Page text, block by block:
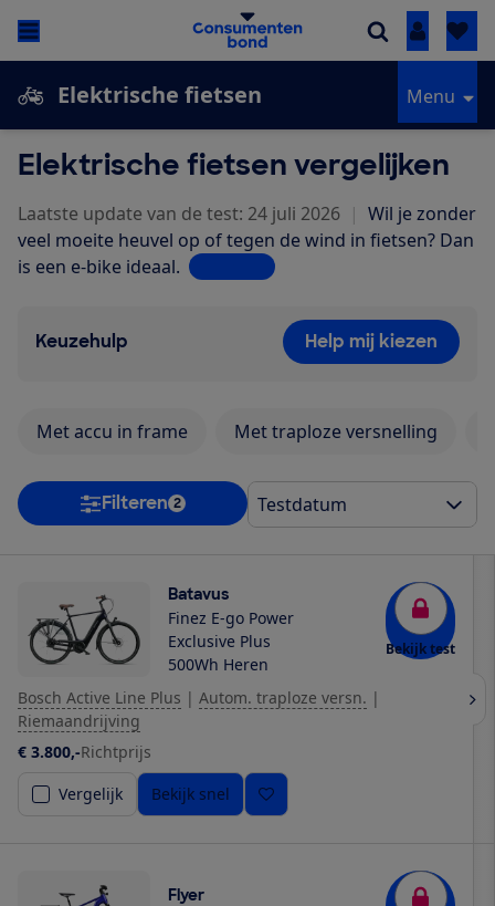
Inloggen
Elektrische fietsen Menu
Elektrische fietsen vergelijken
Laatste update van de test: 24 juli 2026 | Wil je zonder
veel moeite heuvel op of tegen de wind in fietsen? Dan
is een e-bike ideaal. Lees meer
Keuzehulp Help mij kiezen
Met accu in frame Met traploze versnelling
Filteren 2
Batavus
Finez E-go Power
Exclusive Plus
500Wh Heren
Bekijk test
Bosch Active Line Plus | Autom. traploze versn. |
Riemaandrijving
€ 3.800,-Richtprijs
Vergelijk
Bekijk snel
Flyer